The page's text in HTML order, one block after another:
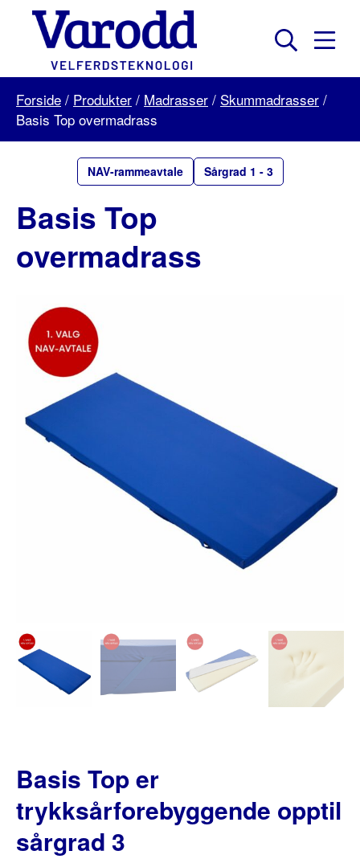
Varodd
Velferdsteknologi
Menu
Forside / Produkter / Madrasser / Skummadrasser /
Basis Top overmadrass
NAV-rammeavtale Sårgrad 1 - 3
Basis Top
overmadrass
Basis Top er
trykksårforebyggende opptil
sårgrad 3